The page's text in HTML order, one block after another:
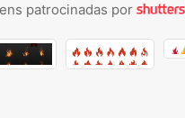
patrocinadas por